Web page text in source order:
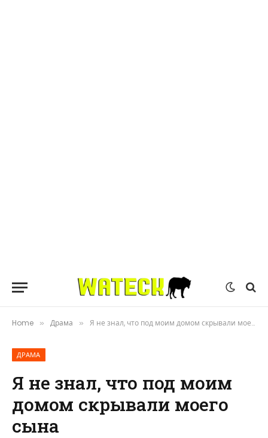
Home » Драма » Я не знал, что под моим домом скрывали моего сына
ДРАМА
Я не знал, что под моим
домом скрывали моего
сына